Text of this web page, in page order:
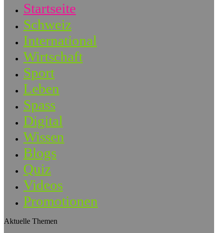
Startseite
Schweiz
International
Wirtschaft
Sport
Leben
Spass
Digital
Wissen
Blogs
Quiz
Videos
Promotionen
Aktuelle Themen